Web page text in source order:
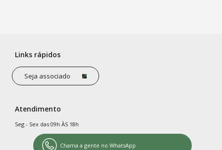
Links rápidos
Seja associado
Atendimento
Seg - Sex das 09h ÀS 18h
Chama a gente no WhatsApp